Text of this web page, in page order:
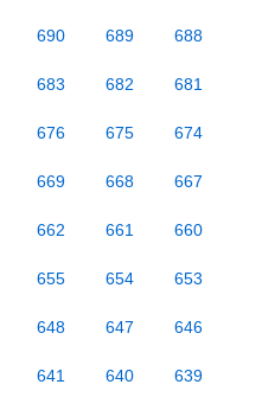
690 689 688
683 682 681
676 675 674
669 668 667
662 661 660
655 654 653
648 647 646
641 640 639